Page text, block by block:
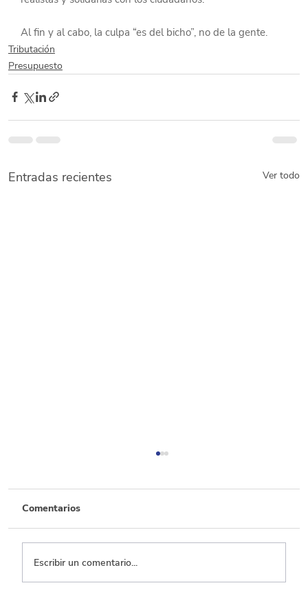
Al fin y al cabo, la culpa “es del bicho”, no de la gente.
Tributación
Presupuesto
Entradas recientes Ver todo
Comentarios
Escribir un comentario...